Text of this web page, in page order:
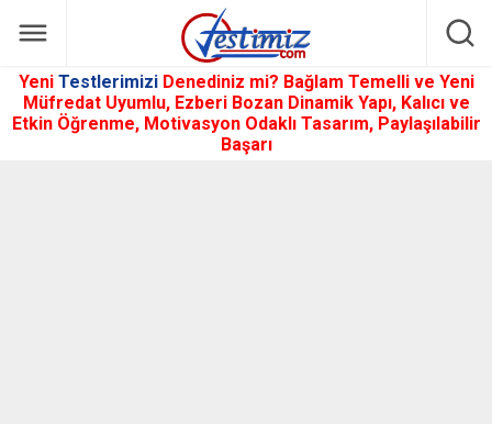
Yeni Testlerimizi Denediniz mi? Bağlam Temelli ve Yeni
Müfredat Uyumlu, Ezberi Bozan Dinamik Yapı, Kalıcı ve
Etkin Öğrenme, Motivasyon Odaklı Tasarım, Paylaşılabilir
Başarı